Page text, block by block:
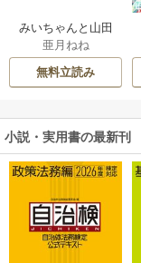
みいちゃんと山田
さん
亜月ねね
無料立読み
小説・実用書の最新刊